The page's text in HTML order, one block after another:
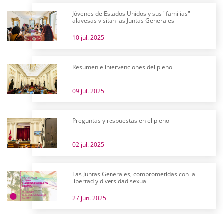
Jóvenes de Estados Unidos y sus "familias"
alavesas visitan las Juntas Generales
10 jul. 2025
Resumen e intervenciones del pleno
09 jul. 2025
Preguntas y respuestas en el pleno
02 jul. 2025
Las Juntas Generales, comprometidas con la
libertad y diversidad sexual
27 jun. 2025